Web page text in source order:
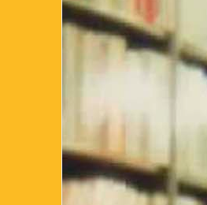
l’Association Culturelle
L’Equipe actuelle
club de lecture – Echecs
Nos suggestions
– 1ère partie